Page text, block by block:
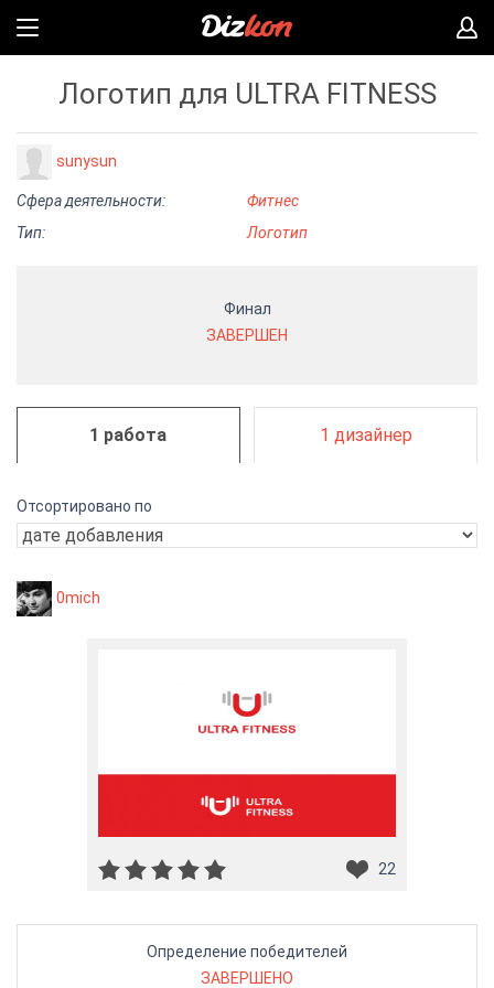
Логотип для ULTRA FITNESS
sunysun
Сфера деятельности:
Фитнес
Тип:
Логотип
Финал
ЗАВЕРШЕН
1 работа 1 дизайнер
Отсортировано по
0mich
22
Определение победителей
ЗАВЕРШЕНО